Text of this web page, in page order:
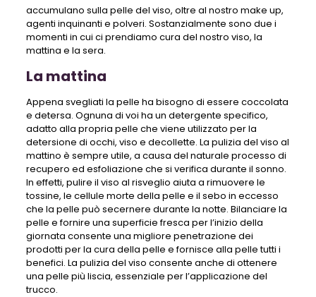
accumulano sulla pelle del viso, oltre al nostro make up,
agenti inquinanti e polveri. Sostanzialmente sono due i
momenti in cui ci prendiamo cura del nostro viso, la
mattina e la sera.
La mattina
Appena svegliati la pelle ha bisogno di essere coccolata
e detersa. Ognuna di voi ha un detergente specifico,
adatto alla propria pelle che viene utilizzato per la
detersione di occhi, viso e decollette. La pulizia del viso al
mattino è sempre utile, a causa del naturale processo di
recupero ed esfoliazione che si verifica durante il sonno.
In effetti, pulire il viso al risveglio aiuta a rimuovere le
tossine, le cellule morte della pelle e il sebo in eccesso
che la pelle può secernere durante la notte. Bilanciare la
pelle e fornire una superficie fresca per l’inizio della
giornata consente una migliore penetrazione dei
prodotti per la cura della pelle e fornisce alla pelle tutti i
benefici. La pulizia del viso consente anche di ottenere
una pelle più liscia, essenziale per l’applicazione del
trucco.